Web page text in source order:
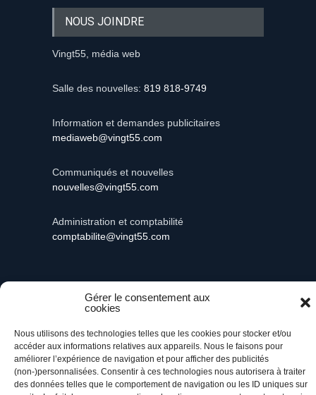
Gérer le consentement aux
cookies
Nous utilisons des technologies telles que les cookies pour stocker et/ou
accéder aux informations relatives aux appareils. Nous le faisons pour
améliorer l’expérience de navigation et pour afficher des publicités
(non-)personnalisées. Consentir à ces technologies nous autorisera à traiter
des données telles que le comportement de navigation ou les ID uniques sur
NOUS JOINDRE
Vingt55, média web
Salle des nouvelles: 819 818-9749
Information et demandes publicitaires
mediaweb@vingt55.com
Communiqués et nouvelles
nouvelles@vingt55.com
Administration et comptabilité
comptabilite@vingt55.com
Vingt55©Propulsé par Versom VR
Retour à l’accueil